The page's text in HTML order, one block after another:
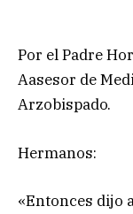
Por el Padre
Aasesor de
Arzobispado.
Hermanos:
«Entonces dijo